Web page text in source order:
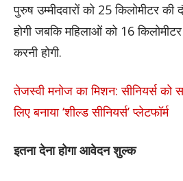
पुरुष उम्मीदवारों को 25 किलोमीटर
होगी जबकि महिलाओं को 16
करनी होगी.
तेजस्वी मनोज का मिशन: सीनियर्स को
लिए बनाया ‘शील्ड सीनियर्स’ प्लेटफॉर्म
इतना देना होगा आवेदन शुल्क